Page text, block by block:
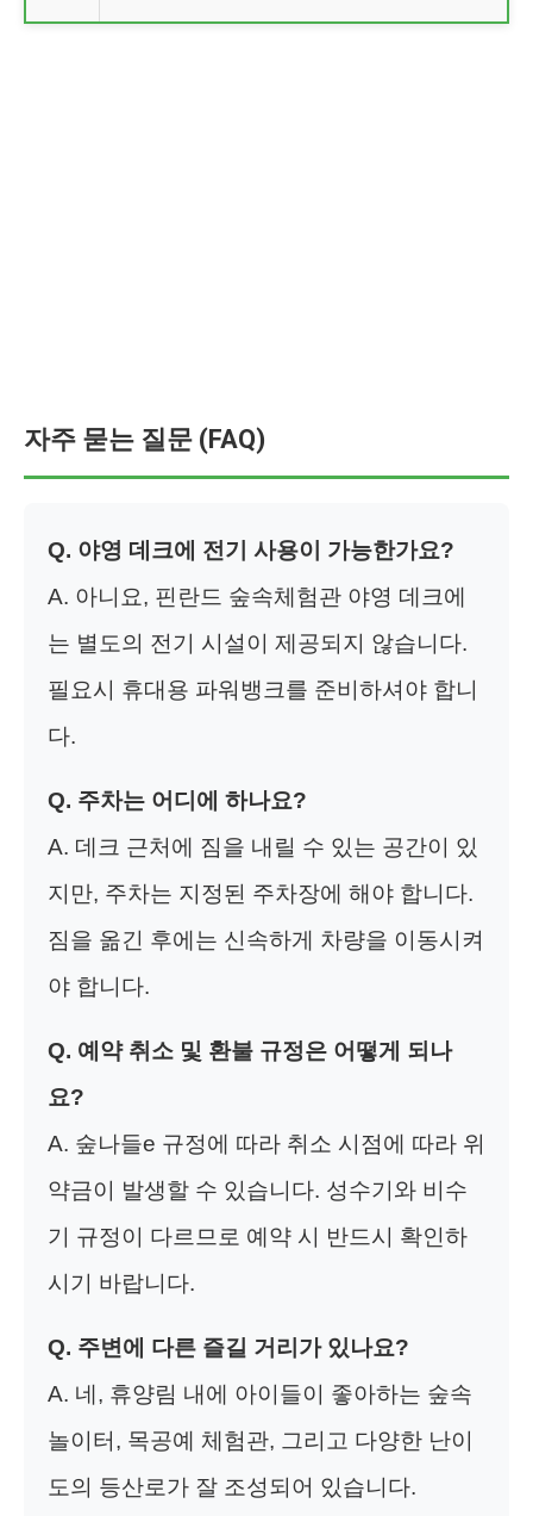
자주 묻는 질문 (FAQ)
Q. 야영 데크에 전기 사용이 가능한가요?
A. 아니요, 핀란드 숲속체험관 야영 데크에
는 별도의 전기 시설이 제공되지 않습니다.
필요시 휴대용 파워뱅크를 준비하셔야 합니
다.
Q. 주차는 어디에 하나요?
A. 데크 근처에 짐을 내릴 수 있는 공간이 있
지만, 주차는 지정된 주차장에 해야 합니다.
짐을 옮긴 후에는 신속하게 차량을 이동시켜
야 합니다.
Q. 예약 취소 및 환불 규정은 어떻게 되나
요?
A. 숲나들e 규정에 따라 취소 시점에 따라 위
약금이 발생할 수 있습니다. 성수기와 비수
기 규정이 다르므로 예약 시 반드시 확인하
시기 바랍니다.
Q. 주변에 다른 즐길 거리가 있나요?
A. 네, 휴양림 내에 아이들이 좋아하는 숲속
놀이터, 목공예 체험관, 그리고 다양한 난이
도의 등산로가 잘 조성되어 있습니다.